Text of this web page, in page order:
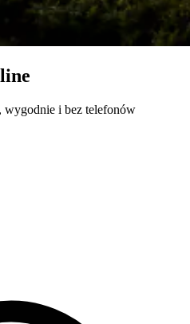
i bez telefonów